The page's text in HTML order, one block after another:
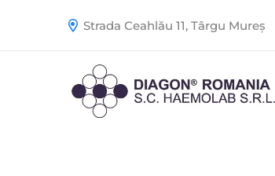
Strada Ceahlău 11, Târgu Mureș